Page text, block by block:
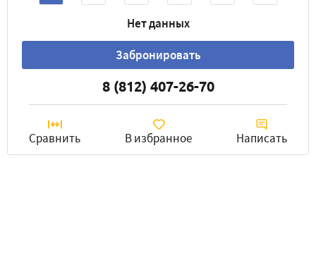
Нет данных
Забронировать
8 (812) 407-26-70
Сравнить В избранное Написать